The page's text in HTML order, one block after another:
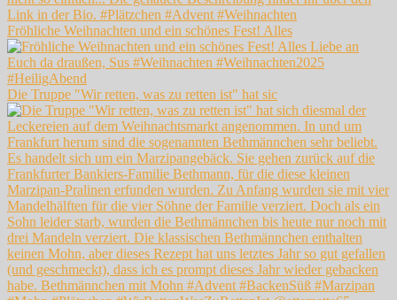
Fröhliche Weihnachten und ein schönes Fest! Alles
Die Truppe "Wir retten, was zu retten ist" hat sic